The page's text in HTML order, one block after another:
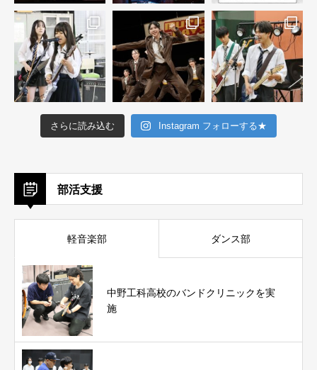
さらに読み込む Instagram フォローする★
部活支援
軽音楽部 ダンス部
中野工科高校のバンドクリニックを実
施